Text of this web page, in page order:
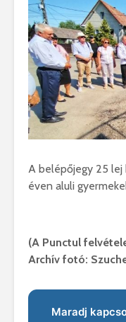
A belépőjegy 25 lej
éven aluli
(A Punctul
Archív fotó:
Maradj